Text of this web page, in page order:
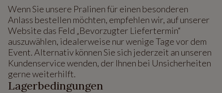
Wenn Sie unsere Pralinen für einen besonderen
Anlass bestellen möchten, empfehlen wir, auf unserer
Website das Feld „Bevorzugter Liefertermin“
auszuwählen, idealerweise nur wenige Tage vor dem
Event. Alternativ können Sie sich jederzeit an unseren
Kundenservice wenden, der Ihnen bei Unsicherheiten
gerne weiterhilft.
Lagerbedingungen